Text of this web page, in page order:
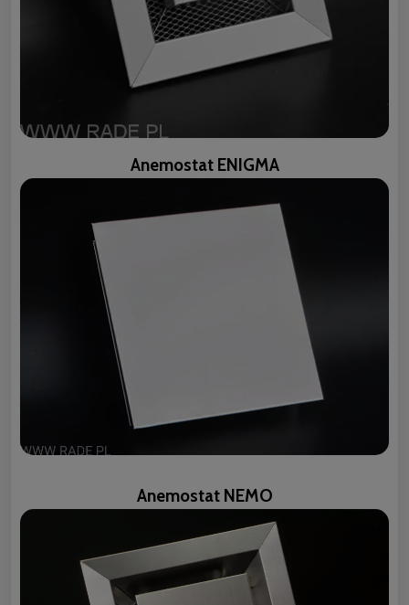
Anemostat ENIGMA
Anemostat NEMO